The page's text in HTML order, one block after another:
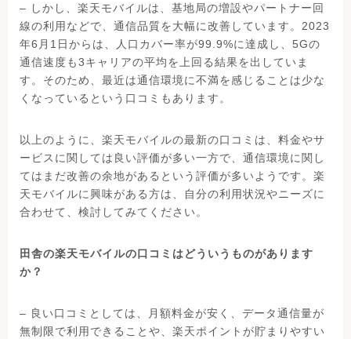
– しかし、楽天モバイルは、基地局の増設やパートナー回
線の利用などで、通信品質を大幅に改善しています。2023
年6月1日からは、人口カバー率が99.9%に達成し、5Gの
通信速度も3キャリアの平均を上回る結果を出していま
す。そのため、最近は通信環境に不満を感じることは少な
くなっているという口コミもあります。
以上のように、楽天モバイルの最新の口コミは、料金やサ
ービスに関しては良い評価が多い一方で、通信環境に関し
てはまだ改善の余地があるという評価が多いようです。楽
天モバイルに興味がある方は、自分の利用状況やニーズに
合わせて、検討してみてください。
田舎の楽天モバイルの口コミはどういうものがあります
か？
– 良い口コミとしては、月額料金が安く、データ通信量が
無制限で利用できることや、楽天ポイントが貯まりやすい